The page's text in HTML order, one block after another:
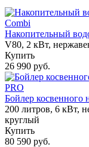
Накопительный
V80, 2 кВт,
Купить
26 990 руб.
Бойлер косвенного
200 литров, 6 кВт,
круглый
Купить
80 590 руб.